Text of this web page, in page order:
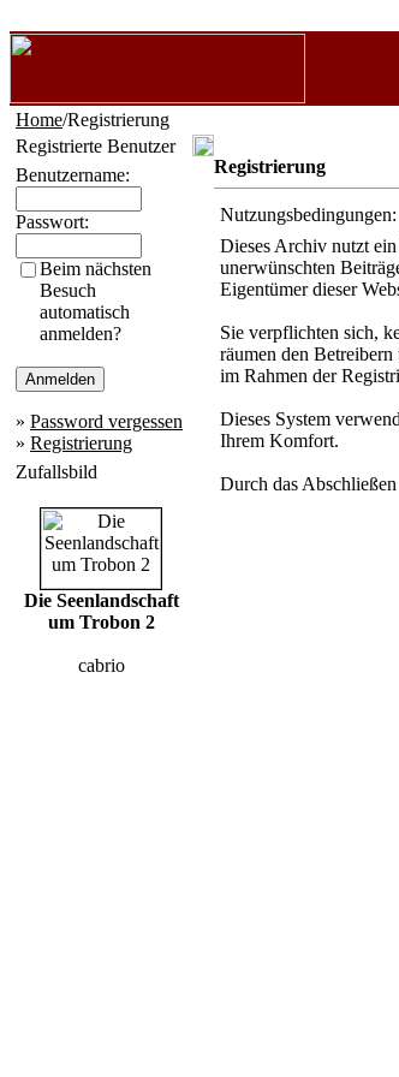
Home/Registrierung
Registrierte Benutzer
Benutzername:
Passwort:
Beim nächsten
Besuch
automatisch
anmelden?
» Password vergessen
» Registrierung
Zufallsbild
Die Seenlandschaft
um Trobon 2
cabrio
Registrierung
Nutzungsbedingungen:
Dieses Archiv nutzt
unerwünschten
Eigentümer dieser
Sie verpflichten sich,
räumen den Betreibern
im Rahmen der
Dieses System
Ihrem Komfort.
Durch das